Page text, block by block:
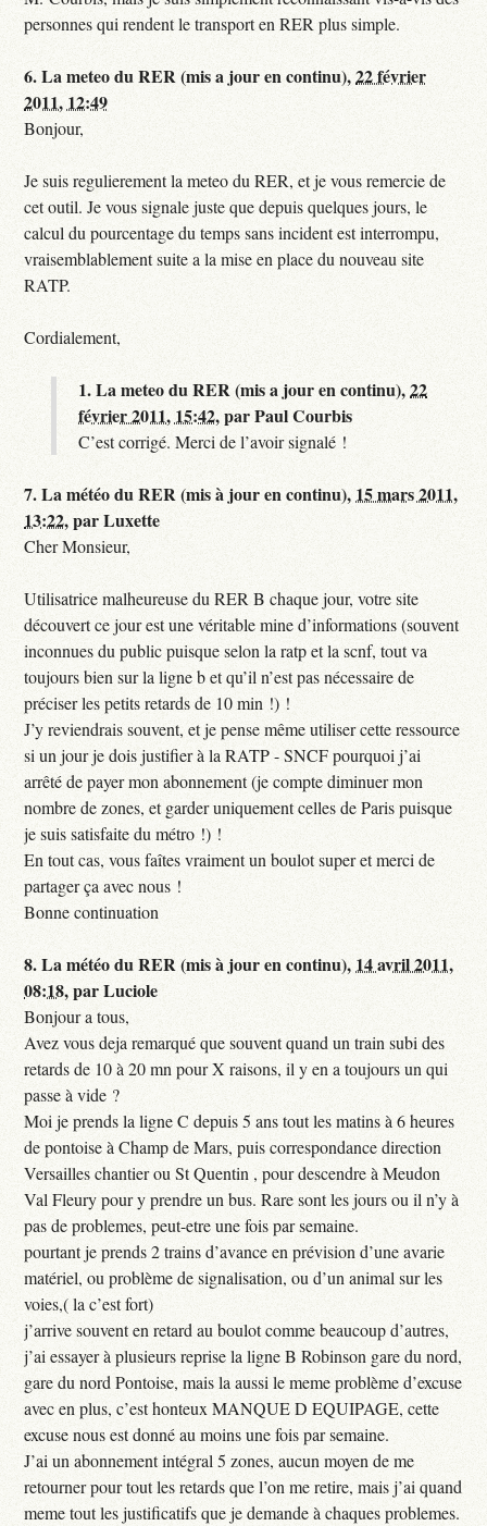
personnes qui rendent le transport en RER plus simple.
6.La meteo du RER (mis a jour en continu),22 février
2011, 12:49
Bonjour,
Je suis regulierement la meteo du RER, et je vous remercie de
cet outil. Je vous signale juste que depuis quelques jours, le
calcul du pourcentage du temps sans incident est interrompu,
vraisemblablement suite a la mise en place du nouveau site
RATP.
Cordialement,
1.La meteo du RER (mis a jour en continu),22
février 2011, 15:42,parPaul Courbis
C’est corrigé. Merci de l’avoir signalé !
7.La météo du RER (mis à jour en continu), 15 mars 2011,
13:22,parLuxette
Cher Monsieur,
Utilisatrice malheureuse du RER B chaque jour, votre site
découvert ce jour est une véritable mine d’informations (souvent
inconnues du public puisque selon la ratp et la scnf, tout va
toujours bien sur la ligne b et qu’il n’est pas nécessaire de
préciser les petits retards de 10 min !) !
J’y reviendrais souvent, et je pense même utiliser cette ressource
si un jour je dois justifier à la RATP - SNCF pourquoi j’ai
arrêté de payer mon abonnement (je compte diminuer mon
nombre de zones, et garder uniquement celles de Paris puisque
je suis satisfaite du métro !) !
En tout cas, vous faîtes vraiment un boulot super et merci de
partager ça avec nous !
Bonne continuation
8.La météo du RER (mis à jour en continu), 14 avril 2011,
08:18,parLuciole
Bonjour a tous,
Avez vous deja remarqué que souvent quand un train subi des
retards de 10 à 20 mn pour X raisons, il y en a toujours un qui
passe à vide ?
Moi je prends la ligne C depuis 5 ans tout les matins à 6 heures
de pontoise à Champ de Mars, puis correspondance direction
Versailles chantier ou St Quentin , pour descendre à Meudon
Val Fleury pour y prendre un bus. Rare sont les jours ou il n’y à
pas de problemes, peut-etre une fois par semaine.
pourtant je prends 2 trains d’avance en prévision d’une avarie
matériel, ou problème de signalisation, ou d’un animal sur les
voies,( la c’est fort)
j’arrive souvent en retard au boulot comme beaucoup d’autres,
j’ai essayer à plusieurs reprise la ligne B Robinson gare du nord,
gare du nord Pontoise, mais la aussi le meme problème d’excuse
avec en plus, c’est honteux MANQUE D EQUIPAGE, cette
excuse nous est donné au moins une fois par semaine.
J’ai un abonnement intégral 5 zones, aucun moyen de me
retourner pour tout les retards que l’on me retire, mais j’ai quand
meme tout les justificatifs que je demande à chaques problemes.